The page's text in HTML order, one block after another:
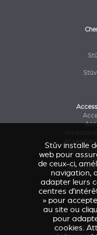
Chalet
Stûv installe
web pour
de ceux-ci,
navigation,
adapter leurs
centres
» pour
au site ou
pour
cookies.